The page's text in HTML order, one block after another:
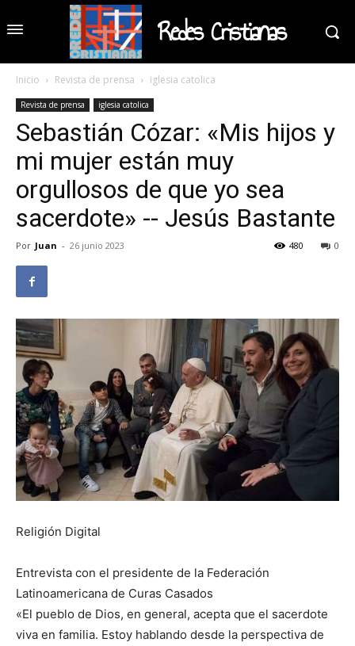
Redes Cristianas
Inicio Revista de prensa iglesia catolica
Revista de prensa iglesia catolica
Sebastián Cózar: «Mis hijos y
mi mujer están muy
orgullosos de que yo sea
sacerdote» -- Jesús Bastante
Por Juan - 26 junio 2023 0
480
Religión Digital
Entrevista con el presidente de la Federación
Latinoamericana de Curas Casados
«El pueblo de Dios, en general, acepta que el sacerdote
viva en familia. Estoy hablando desde la perspectiva de